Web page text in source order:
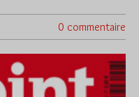
0 commentaire